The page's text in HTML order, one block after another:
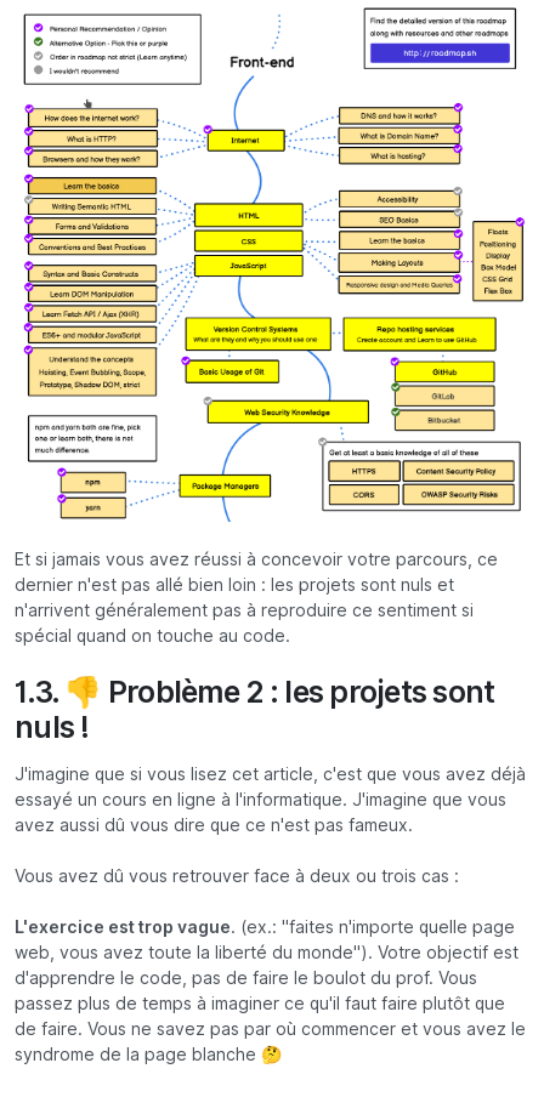
Et si jamais vous avez réussi à concevoir votre parcours, ce
dernier n'est pas allé bien loin : les projets sont nuls et
n'arrivent généralement pas à reproduire ce sentiment si
spécial quand on touche au code.
1.3. 👎 Problème 2 : les projets sont
nuls !
J'imagine que si vous lisez cet article, c'est que vous avez déjà
essayé un cours en ligne à l'informatique. J'imagine que vous
avez aussi dû vous dire que ce n'est pas fameux.
Vous avez dû vous retrouver face à deux ou trois cas :
L'exercice est trop vague. (ex.: "faites n'importe quelle page
web, vous avez toute la liberté du monde"). Votre objectif est
d'apprendre le code, pas de faire le boulot du prof. Vous
passez plus de temps à imaginer ce qu'il faut faire plutôt que
de faire. Vous ne savez pas par où commencer et vous avez le
syndrome de la page blanche 🤔